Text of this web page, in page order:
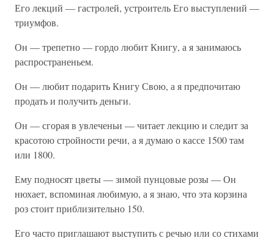
Его лекций — гастролей, устроитель Его выступлений —
триумфов.
Он — трепетно — гордо любит Книгу, а я занимаюсь
распространеньем.
Он — любит подарить Книгу Свою, а я предпочитаю
продать и получить деньги.
Он — сгорая в увлеченьи — читает лекцию и следит за
красотою стройности речи, а я думаю о кассе 1500 там
или 1800.
Ему подносят цветы — зимой пунцовые розы — Он
нюхает, вспоминая любимую, а я знаю, что эта корзина
роз стоит приблизительно 150.
Его часто приглашают выступить с речью или со стихами